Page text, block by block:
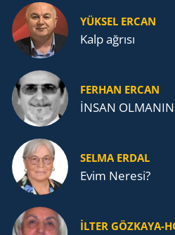
YÜKSEL ERCAN
Kalp ağrısı
FERHAN ERCAN
İNSAN OLMANIN
SELMA ERDAL
Evim Neresi?
İLTER GÖZKAYA-